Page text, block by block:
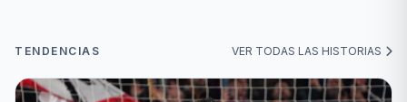
TENDENCIAS VER TODAS LAS HISTORIAS